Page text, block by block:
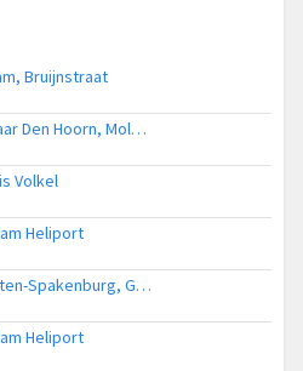
Bruijnstraat
Ambulancehelikopter naar Den Hoorn, Molwerk
Volkel
Heliport
Lifeliner 1 naar Bunschoten-Spakenburg, Gasthuisweg
Heliport